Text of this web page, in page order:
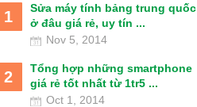
1
Sửa máy tính bảng trung quốc
ở đâu giá rẻ, uy tín ...
Nov 5, 2014
2
Tổng hợp những smartphone
giá rẻ tốt nhất từ 1tr5 ...
Oct 1, 2014